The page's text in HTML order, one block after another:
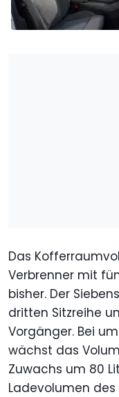
Das
Verbrenner mit
bisher. Der
dritten Sitzreihe
Vorgänger. Bei
wächst das
Zuwachs um 80
Ladevolumen